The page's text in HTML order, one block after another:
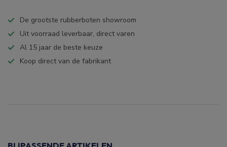
De grootste rubberboten showroom
Uit voorraad leverbaar, direct varen
Al 15 jaar de beste keuze
Koop direct van de fabrikant